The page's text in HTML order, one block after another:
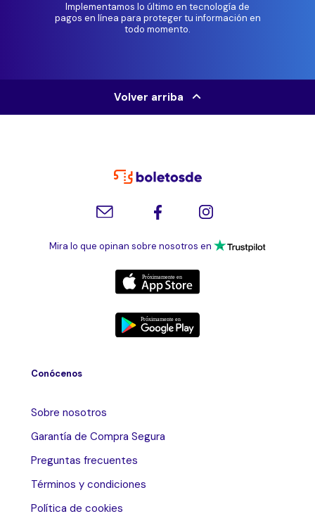
Implementamos lo último en tecnología de
pagos en línea para proteger tu información en
todo momento.
Volver arriba
Mira lo que opinan sobre nosotros en
Conócenos
Sobre nosotros
Garantía de Compra Segura
Preguntas frecuentes
Términos y condiciones
Política de cookies